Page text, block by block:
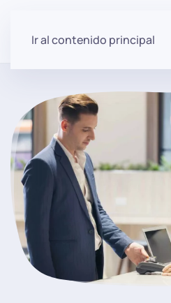
Ir al contenido principal